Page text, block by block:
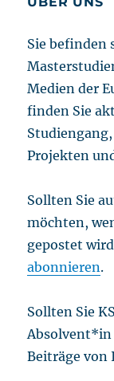
Sie befinden
Medien der
finden Sie
Projekten
Sollten Sie
möchten,
gepostet
abonnieren.
Sollten Sie
Absolvent*in
Beiträge von